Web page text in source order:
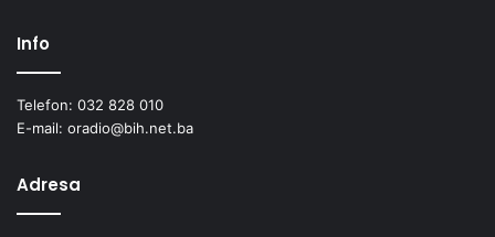
Info
Telefon: 032 828 010
E-mail: oradio@bih.net.ba
Adresa